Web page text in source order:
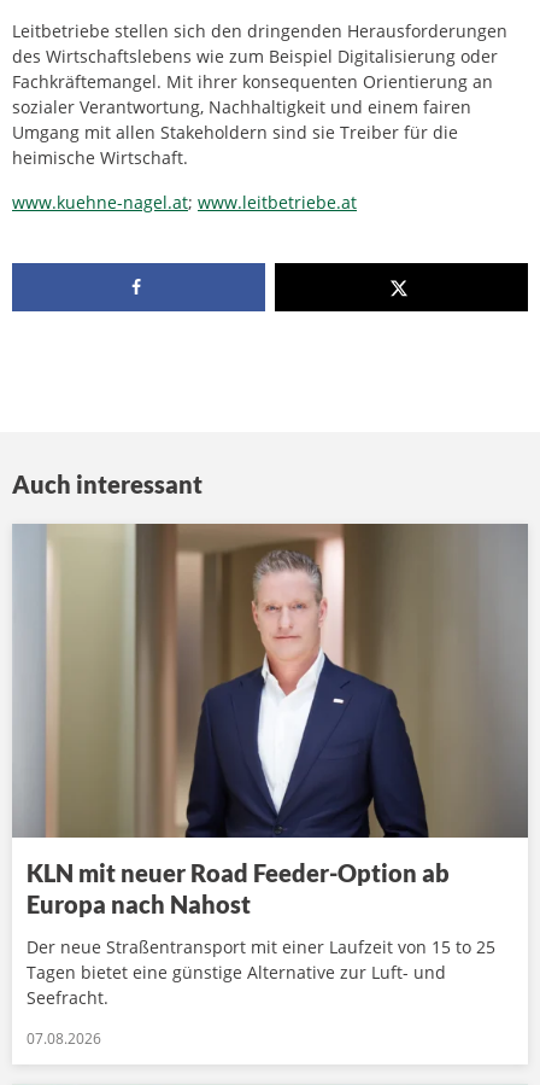
Leitbetriebe stellen sich den dringenden Herausforderungen
des Wirtschaftslebens wie zum Beispiel Digitalisierung oder
Fachkräftemangel. Mit ihrer konsequenten Orientierung an
sozialer Verantwortung, Nachhaltigkeit und einem fairen
Umgang mit allen Stakeholdern sind sie Treiber für die
heimische Wirtschaft.
www.kuehne-nagel.at; www.leitbetriebe.at
Auch interessant
KLN mit neuer Road Feeder-Option ab
Europa nach Nahost
Der neue Straßentransport mit einer Laufzeit von 15 to 25
Tagen bietet eine günstige Alternative zur Luft- und
Seefracht.
07.08.2026